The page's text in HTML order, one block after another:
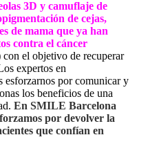
3D y camuflaje de
de cejas,
de mama que ya han
contra el cáncer
el objetivo de recuperar
expertos en
esforzarnos por comunicar y
los beneficios de una
En SMILE Barcelona
por devolver la
que confían en